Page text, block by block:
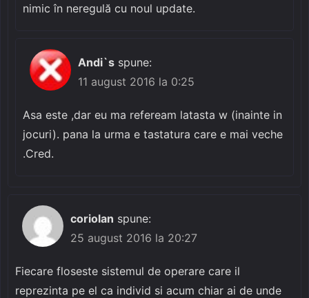
nimic în neregulă cu noul update.
Andi`s spune:
11 august 2016 la 0:25
Asa este ,dar eu ma refeream latasta w (inainte in
jocuri). pana la urma e tastatura care e mai veche
.Cred.
coriolan spune:
25 august 2016 la 20:27
Fiecare floseste sistemul de operare care il
reprezinta pe el ca individ si acum chiar ai de unde